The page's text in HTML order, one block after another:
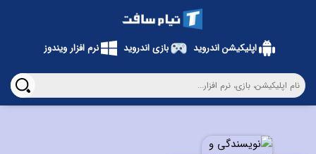
اپلیکیشن اندروید بازی اندروید نرم افزار ویندوز